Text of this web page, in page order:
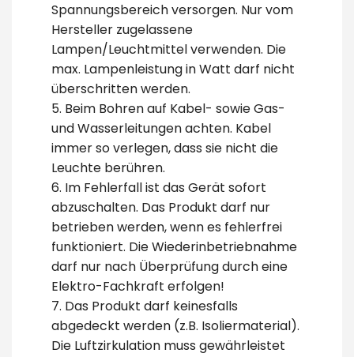
Spannungsbereich versorgen. Nur vom
Hersteller zugelassene
Lampen/Leuchtmittel verwenden. Die
max. Lampenleistung in Watt darf nicht
überschritten werden.
5. Beim Bohren auf Kabel- sowie Gas-
und Wasserleitungen achten. Kabel
immer so verlegen, dass sie nicht die
Leuchte berühren.
6. Im Fehlerfall ist das Gerät sofort
abzuschalten. Das Produkt darf nur
betrieben werden, wenn es fehlerfrei
funktioniert. Die Wiederinbetriebnahme
darf nur nach Überprüfung durch eine
Elektro-Fachkraft erfolgen!
7. Das Produkt darf keinesfalls
abgedeckt werden (z.B. Isoliermaterial).
Die Luftzirkulation muss gewährleistet